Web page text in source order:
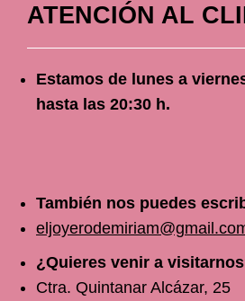
ATENCIÓN AL
Estamos de lunes a
hasta las 20:30 h.
También nos puedes
¿Quieres venir a
Ctra. Quintanar Alcázar, 25